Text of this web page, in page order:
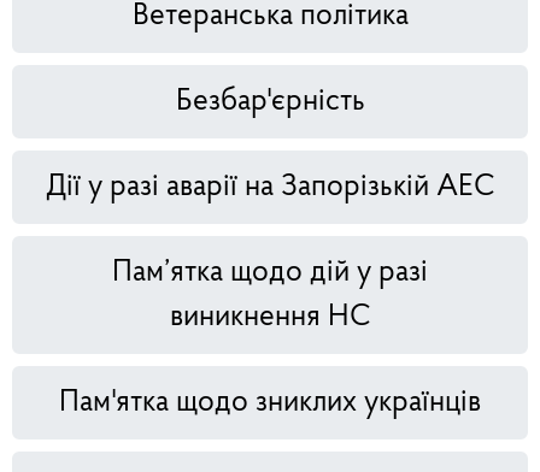
Ветеранська політика
Безбар'єрність
Дії у разі аварії на Запорізькій АЕС
Пам’ятка щодо дій у разі
виникнення НС
Пам'ятка щодо зниклих українців